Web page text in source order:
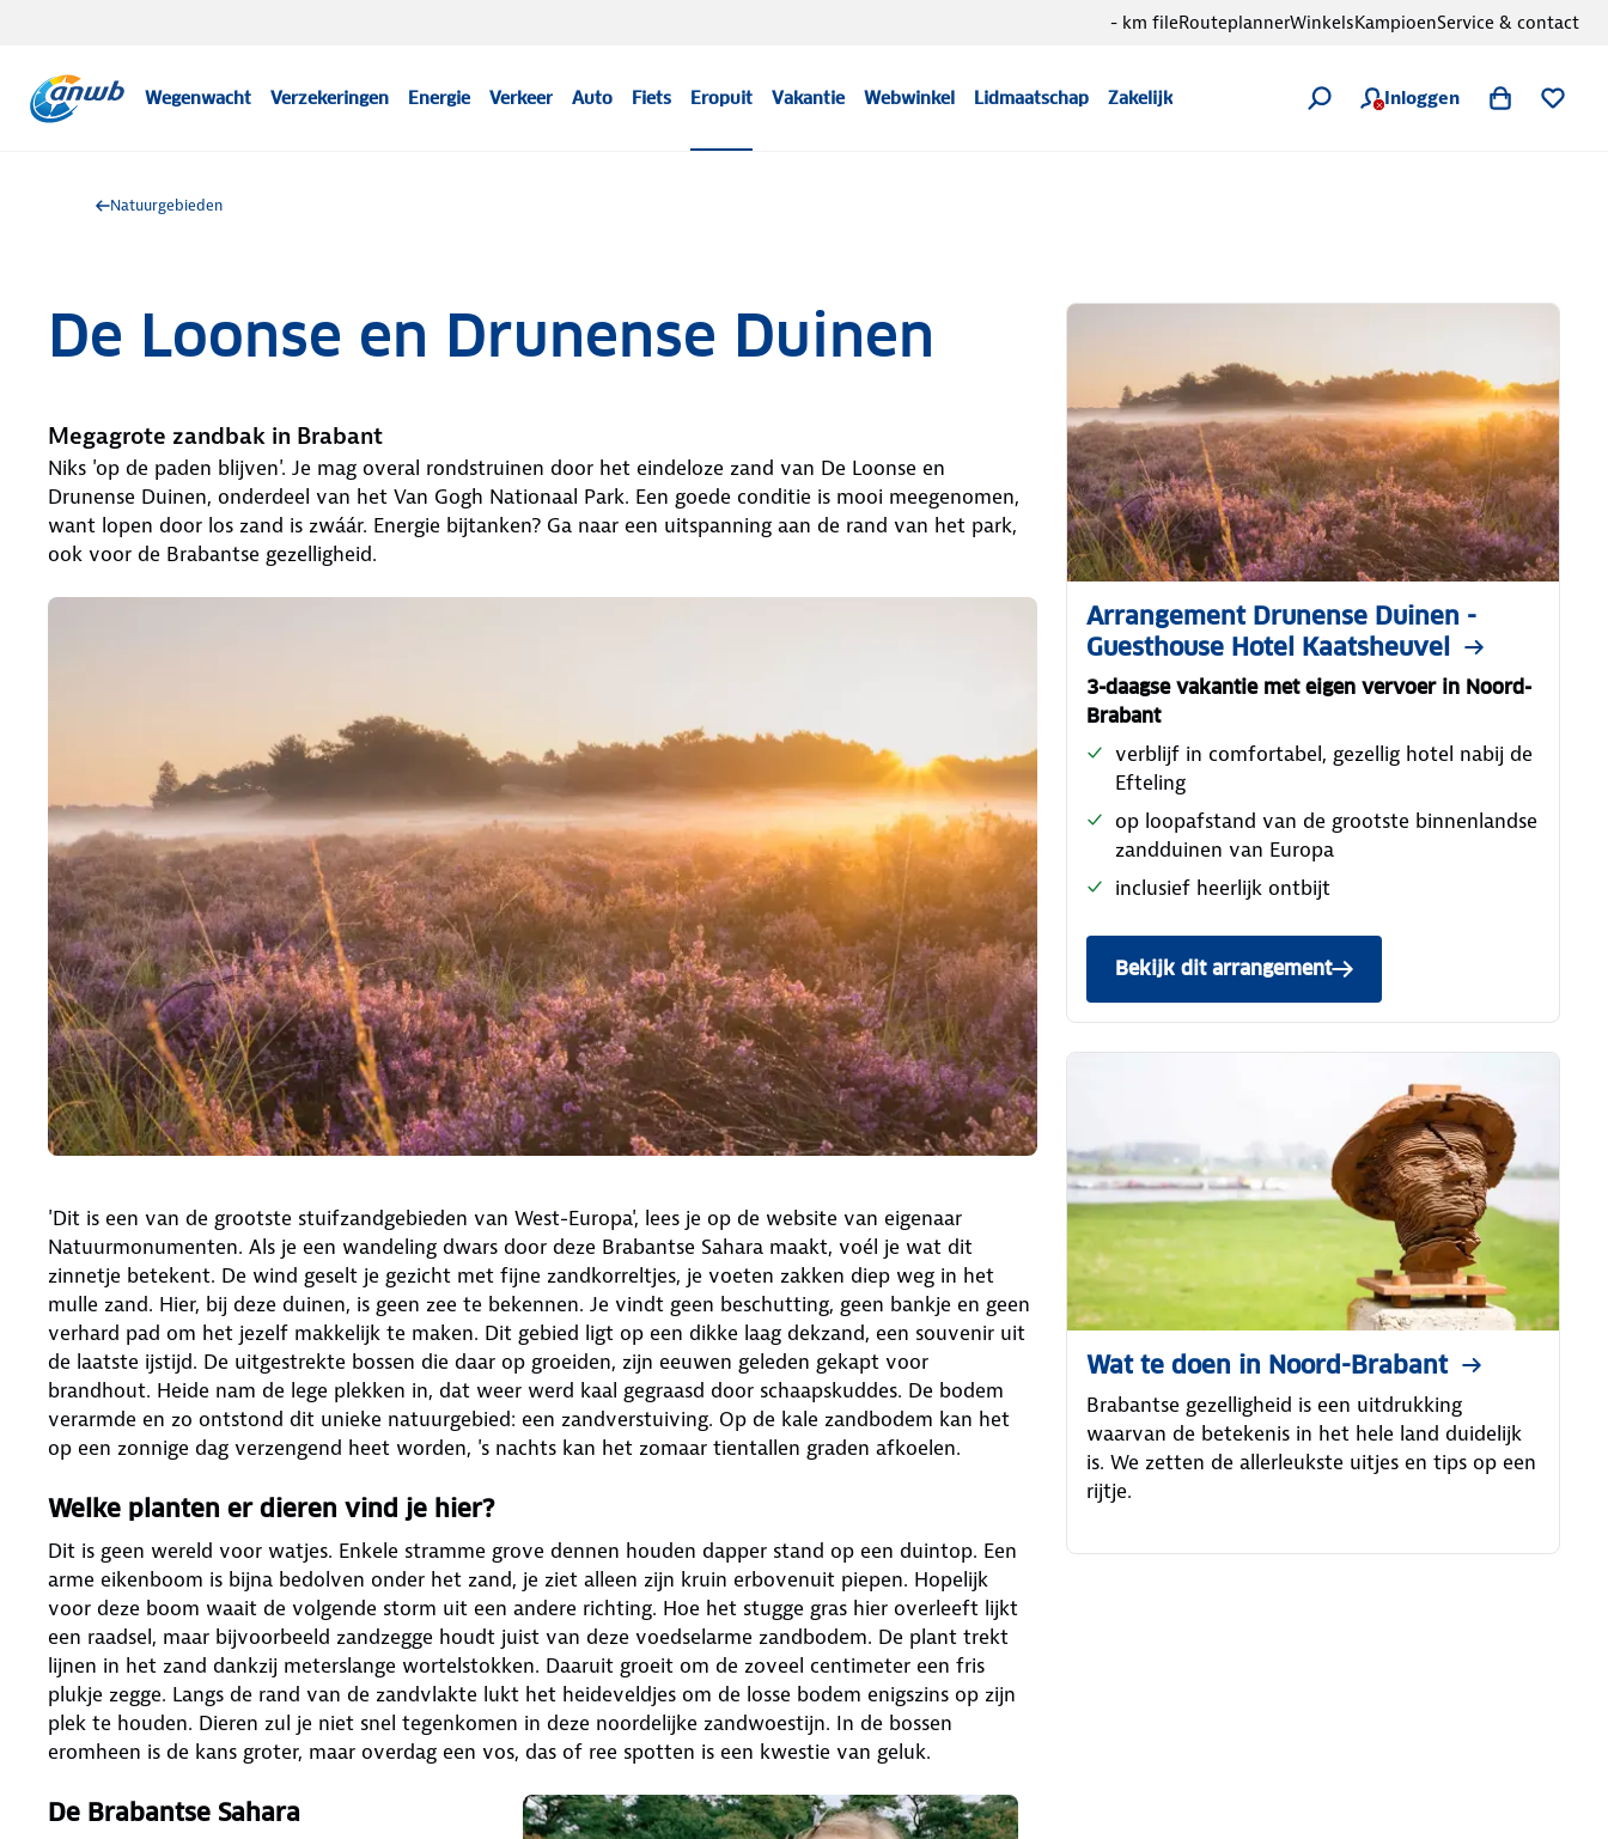
Wegenwacht Verzekeringen Energie Verkeer Auto Fiets Eropuit Vakantie Webwinkel Lidmaatschap Zakelijk Inloggen
- km fileRouteplannerWinkelsKampioenService & contact
Natuurgebieden
De Loonse en Drunense Duinen
Megagrote zandbak in Brabant
Niks 'op de paden blijven'. Je mag overal rondstruinen door het eindeloze zand van De Loonse en
Drunense Duinen, onderdeel van het Van Gogh Nationaal Park. Een goede conditie is mooi meegenomen,
want lopen door los zand is zwáár. Energie bijtanken? Ga naar een uitspanning aan de rand van het park,
ook voor de Brabantse gezelligheid.
'Dit is een van de grootste stuifzandgebieden van West-Europa', lees je op de website van eigenaar
Natuurmonumenten. Als je een wandeling dwars door deze Brabantse Sahara maakt, voél je wat dit
zinnetje betekent. De wind geselt je gezicht met fijne zandkorreltjes, je voeten zakken diep weg in het
mulle zand. Hier, bij deze duinen, is geen zee te bekennen. Je vindt geen beschutting, geen bankje en geen
verhard pad om het jezelf makkelijk te maken. Dit gebied ligt op een dikke laag dekzand, een souvenir uit
de laatste ijstijd. De uitgestrekte bossen die daar op groeiden, zijn eeuwen geleden gekapt voor
brandhout. Heide nam de lege plekken in, dat weer werd kaal gegraasd door schaapskuddes. De bodem
verarmde en zo ontstond dit unieke natuurgebied: een zandverstuiving. Op de kale zandbodem kan het
op een zonnige dag verzengend heet worden, 's nachts kan het zomaar tientallen graden afkoelen.
Welke planten er dieren vind je hier?
Dit is geen wereld voor watjes. Enkele stramme grove dennen houden dapper stand op een duintop. Een
arme eikenboom is bijna bedolven onder het zand, je ziet alleen zijn kruin erbovenuit piepen. Hopelijk
voor deze boom waait de volgende storm uit een andere richting. Hoe het stugge gras hier overleeft lijkt
een raadsel, maar bijvoorbeeld zandzegge houdt juist van deze voedselarme zandbodem. De plant trekt
lijnen in het zand dankzij meterslange wortelstokken. Daaruit groeit om de zoveel centimeter een fris
plukje zegge. Langs de rand van de zandvlakte lukt het heideveldjes om de losse bodem enigszins op zijn
plek te houden. Dieren zul je niet snel tegenkomen in deze noordelijke zandwoestijn. In de bossen
eromheen is de kans groter, maar overdag een vos, das of ree spotten is een kwestie van geluk.
De Brabantse Sahara
Arrangement Drunense Duinen -
Guesthouse Hotel Kaatsheuvel
3-daagse vakantie met eigen vervoer in Noord-
Brabant
verblijf in comfortabel, gezellig hotel nabij de
Efteling
op loopafstand van de grootste binnenlandse
zandduinen van Europa
inclusief heerlijk ontbijt
Bekijk dit arrangement
Wat te doen in Noord-Brabant
Brabantse gezelligheid is een uitdrukking
waarvan de betekenis in het hele land duidelijk
is. We zetten de allerleukste uitjes en tips op een
rijtje.